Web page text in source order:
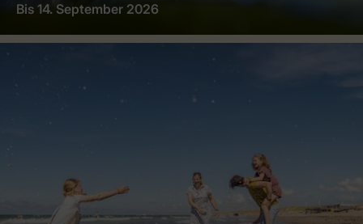
Bis 14. September 2026